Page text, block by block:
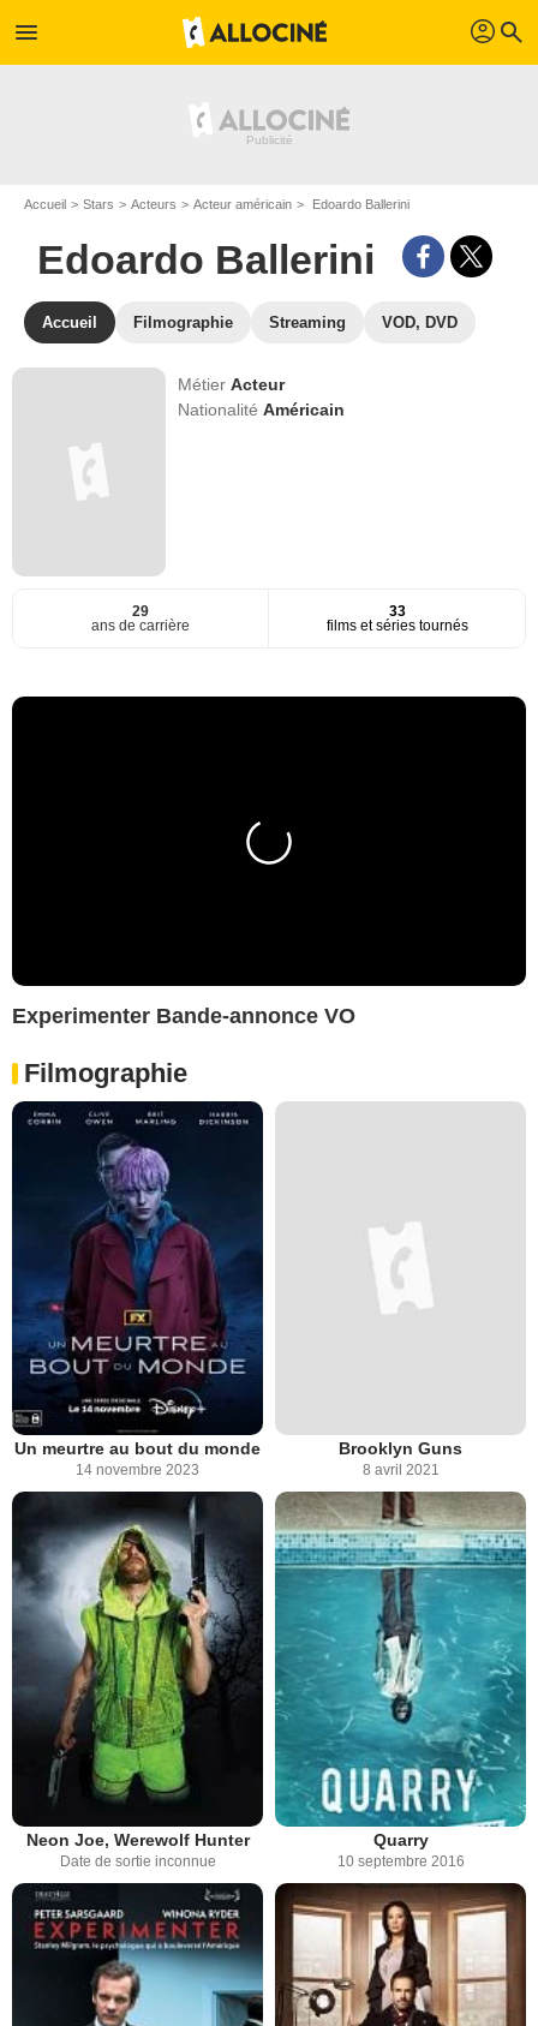
menu profil search
Accueil Stars Acteurs Acteur américain Edoardo Ballerini
Edoardo Ballerini
Accueil Filmographie Streaming VOD, DVD
MétierActeur
NationalitéAméricain
29
ans de carrière
33
films et séries tournés
Experimenter Bande-annonce VO
Filmographie
Un meurtre au bout du monde
14 novembre 2023
Brooklyn Guns
8 avril 2021
Neon Joe, Werewolf Hunter
Date de sortie inconnue
Quarry
10 septembre 2016